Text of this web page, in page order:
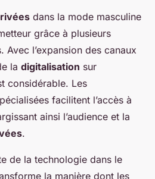
dans la mode masculine
grâce à plusieurs
Avec l’expansion des canaux
la digitalisation sur
considérable. Les
facilitent l’accès à
ainsi l’audience et la
.
de la technologie dans le
la manière dont les